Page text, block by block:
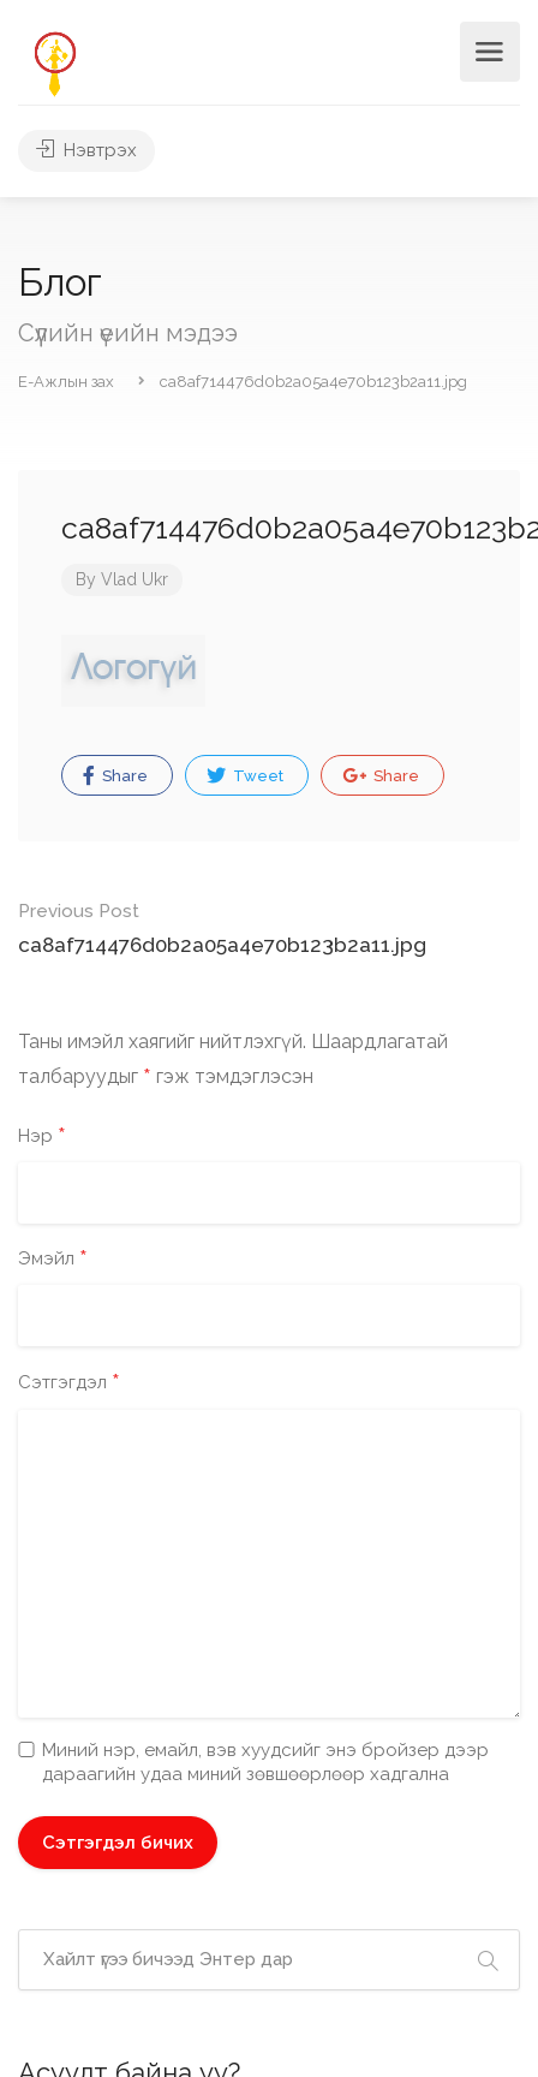
Нэвтрэх
Блог
Сүүлийн үеийн мэдээ
Е-Ажлын зах ca8af714476d0b2a05a4e70b123b2a11.jpg
By Vlad Ukr
Share Tweet Share
Post
navigation
Previous Post
ca8af714476d0b2a05a4e70b123b2a11.jpg
Таны имэйл хаягийг нийтлэхгүй. Шаардлагатай
талбаруудыг * гэж тэмдэглэсэн
Нэр *
Эмэйл *
Сэтгэгдэл *
Миний нэр, емайл, вэв хуудсийг энэ бройзер дээр
дараагийн удаа миний зөвшөөрлөөр хадгална